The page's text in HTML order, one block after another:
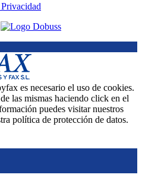
es necesario el uso de cookies.
las mismas haciendo click en el
puedes visitar nuestros
política de protección de datos.